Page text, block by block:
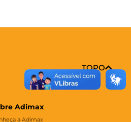
TOPO
Adimax
a Adimax